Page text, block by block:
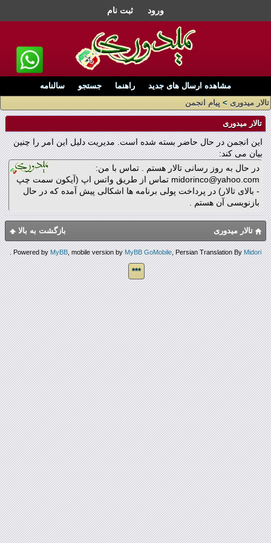
ورود ثبت نام
مشاهده ارسال های جدید راهنما جستجو
سالنامه
تالار میدوری > پیام انجمن
تالار میدوری
این انجمن در حال حاضر بسته شده است. مدیریت دلیل این امر را چنین
بیان می کند:
در حال به روز رسانی تالار هستم . تماس با من:
midorinco@yahoo.com تماس از طریق واتس اپ (آیکون سمت چپ
- بالای تالار) در پرداخت پولی برنامه ها اشکالی پیش آمده که در حال
بازنویسی آن هستم .
بازگشت به بالا تالار میدوری
Powered byMyBB, mobile version byMyBB GoMobile, Persian Translation ByMidori
.
***